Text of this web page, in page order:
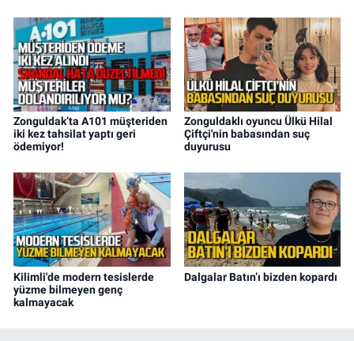
Zonguldak’ta A101 müşteriden
iki kez tahsilat yaptı geri
ödemiyor!
Zonguldaklı oyuncu Ülkü Hilal
Çiftçi'nin babasından suç
duyurusu
Kilimli'de modern tesislerde
yüzme bilmeyen genç
kalmayacak
Dalgalar Batın’ı bizden kopardı